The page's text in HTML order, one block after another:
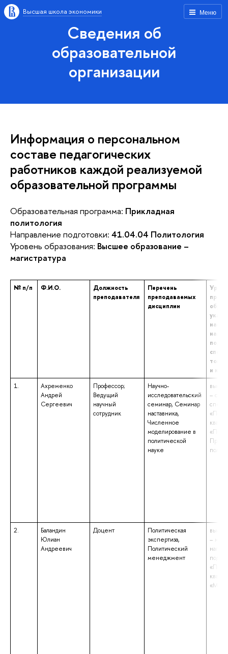
Меню
Высшая школа экономики
Сведения об
образовательной
организации
Информация о персональном
составе педагогических
работников каждой реализуемой
образовательной программы
Образовательная программа: Прикладная
политология
Направление подготовки: 41.04.04 Политология
Уровень образования: Высшее образование –
магистратура
№ п/п Ф.И.О.
Должность
преподавателя
Перечень
преподаваемых
дисциплин
том
и
1.
Ахременко
Андрей
Сергеевич
Профессор;
Ведущий
научный
сотрудник
Научно-
исследовательский
семинар, Семинар
наставника,
Численное
моделирование в
политической
науке
–
2.
Баландин
Юлиан
Андреевич
Доцент
Политическая
экспертиза,
Политический
менеджмент
–